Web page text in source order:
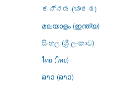
ಕನ್ನಡ (ಭಾರತ)
മലയാളം (ഇന്ത്യ)
සිංහල (ශ්‍රී ලංකාව)
ไทย (ไทย)
ລາວ (ລາວ)